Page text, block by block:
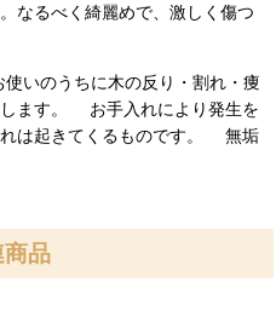
なるべく綺麗めで、激しく傷つ
いのうちに木の反り・割れ・痩
ます。 お手入れにより発生を
は起きてくるものです。 無垢
商品